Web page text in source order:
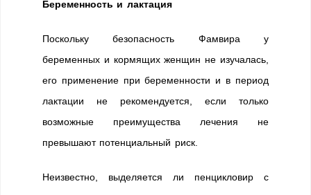
Беременность и лактация
Поскольку безопасность Фамвира у
беременных и кормящих женщин не изучалась,
его применение при беременности и в период
лактации не рекомендуется, если только
возможные преимущества лечения не
превышают потенциальный риск.
Неизвестно, выделяется ли пенцикловир с